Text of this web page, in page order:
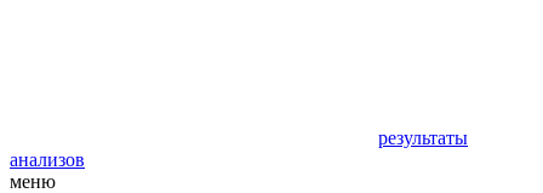
результаты
анализов
меню